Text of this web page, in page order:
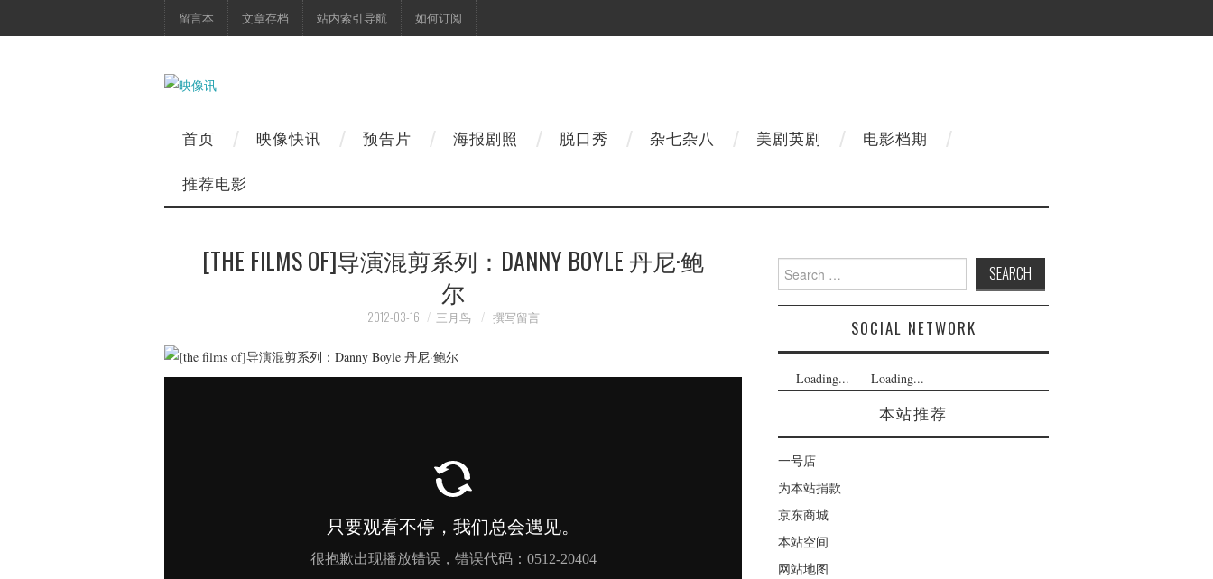
留言本 文章存档 站内索引导航 如何订阅
首页 映像快讯 预告片 海报剧照 脱口秀 杂七杂八 美剧英剧
电影档期
推荐电影
[THE FILMS OF]导演混剪系列：DANNY BOYLE 丹尼·鲍
尔
2012-03-16 三月鸟 撰写留言
Search
for:
SOCIAL NETWORK
Loading... Loading...
本站推荐
一号店
为本站捐款
京东商城
本站空间
网站地图